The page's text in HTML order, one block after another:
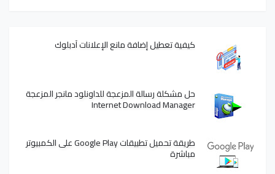
كيفية تعطيل إضافة مانع الإعلانات آدبلوك
حل مشكلة رسالة المزعجة للداونلود مانجر المزعجة
Internet Download Manager
طريقة تحميل تطبيقات Google Play على الكمبيوتر
مباشرة